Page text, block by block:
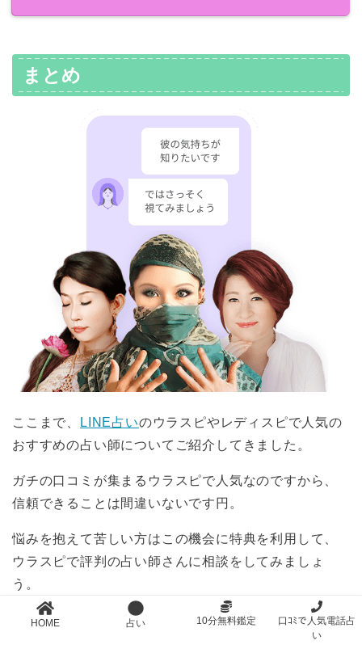
まとめ
ここまで、 LINE占いのウラスピやレディスピで人気の
おすすめの占い師についてご紹介してきました。
ガチの口コミが集まるウラスピで人気なのですから、
信頼できることは間違いないです円。
悩みを抱えて苦しい方はこの機会に特典を利用して、
ウラスピで評判の占い師さんに相談をしてみましょ
う。
はじめての人は初回最大10分間無料鑑定を
HOME 占い 10分無料鑑定
口ｺﾐで人気電話占
い